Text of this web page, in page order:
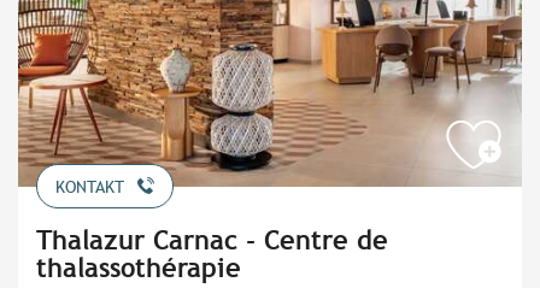
KONTAKT
Thalazur Carnac - Centre de
thalassothérapie